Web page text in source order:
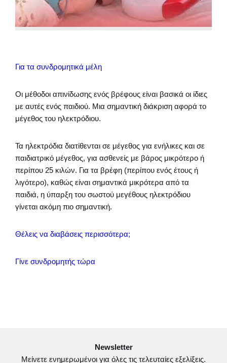
Για τα συνδρομητικά μέλη
Οι μέθοδοι απινίδωσης ενός βρέφους είναι βασικά οι ίδιες
με αυτές ενός παιδιού. Μια σημαντική διάκριση αφορά το
μέγεθος του ηλεκτρόδιου.
Τα ηλεκτρόδια διατίθενται σε μέγεθος για ενήλικες και σε
παιδιατρικό μέγεθος, για ασθενείς με βάρος μικρότερο ή
περίπου 25 κιλών. Για τα βρέφη (περίπου ενός έτους ή
λιγότερο), καθώς είναι σημαντικά μικρότερα από τα
παιδιά, η ύπαρξη του σωστού μεγέθους ηλεκτρόδιου
γίνεται ακόμη πιο σημαντική.
Θέλεις να διαβάσεις περισσότερα;
Γίνε συνδρομητής τώρα
Newsletter
Μείνετε ενημερωμένοι για όλες τις τελευταίες εξελίξεις.